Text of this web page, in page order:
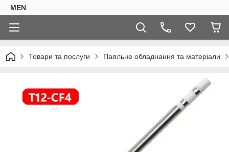
MEN
Товари та послуги Паяльне обладнання та матеріали